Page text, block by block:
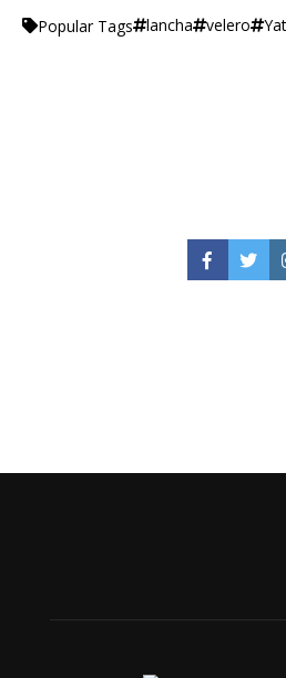
Popular Tags lancha velero
Facebook